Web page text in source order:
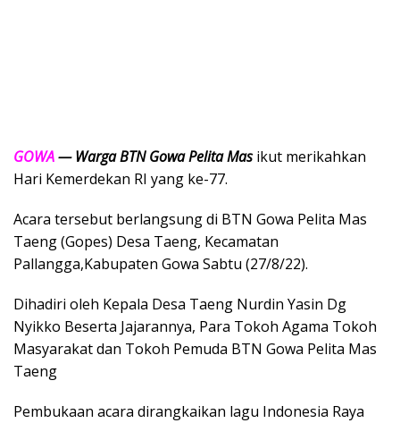
GOWA— Warga BTN Gowa Pelita Masikut merikahkan
Hari Kemerdekan RI yang ke-77.
Acara tersebut berlangsung di BTN Gowa Pelita Mas
Taeng (Gopes) Desa Taeng, Kecamatan
Pallangga,Kabupaten Gowa Sabtu (27/8/22).
Dihadiri oleh Kepala Desa Taeng Nurdin Yasin Dg
Nyikko Beserta Jajarannya, Para Tokoh Agama Tokoh
Masyarakat dan Tokoh Pemuda BTN Gowa Pelita Mas
Taeng
Pembukaan acara dirangkaikan lagu Indonesia Raya